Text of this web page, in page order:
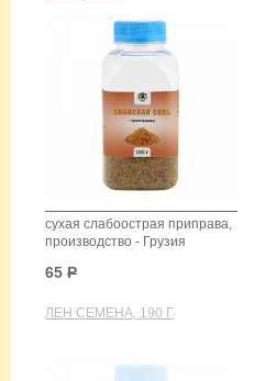
сухая слабоострая приправа,
производство - Грузия
65 Р
ЛЕН СЕМЕНА, 190 Г